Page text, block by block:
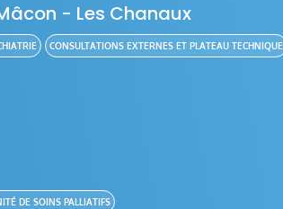
- Les Chanaux
CONSULTATIONS EXTERNES ET PLATEAU TECHNIQUE
DE SOINS PALLIATIFS